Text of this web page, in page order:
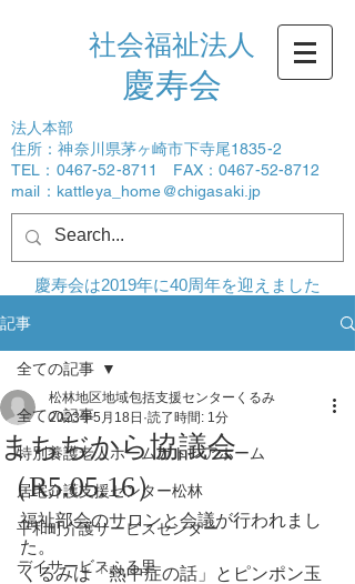
社会福祉法人
​慶寿会
法人本部
住所：神奈川県茅ヶ崎市下寺尾1835-2
TEL：0467-52-8711 FAX：0467-52-8712
mail： kattleya_home@chigasaki.jp
ログイン
慶寿会は2019年に40周年を迎えました
記事
全ての記事
特別養護老人ホームカトレアホーム
居宅介護支援センター松林
平和町介護サービスセンター
デイサービスふる里
全ての記事
まちぢから協議会
（R5.05.16）
松林地区地域包括支援センターくるみ
2023年5月18日 読了時間: 1分
福祉部会のサロンと会議が行われまし
た。
くるみは「熱中症の話」とピンポン玉